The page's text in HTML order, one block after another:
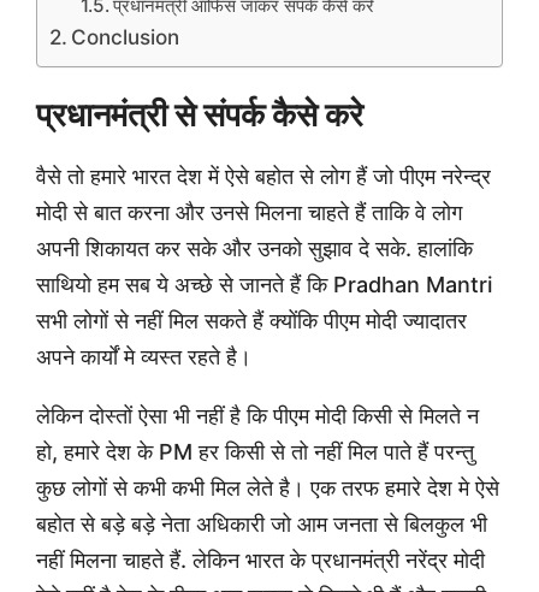
प्रधानमंत्री ऑफिस जाकर संपर्क कैसे करे
Conclusion
प्रधानमंत्री से संपर्क कैसे करे
वैसे तो हमारे भारत देश में ऐसे बहोत से लोग हैं जो पीएम नरेन्द्र
मोदी से बात करना और उनसे मिलना चाहते हैं ताकि वे लोग
अपनी शिकायत कर सके और उनको सुझाव दे सके. हालांकि
साथियो हम सब ये अच्छे से जानते हैं कि Pradhan Mantri
सभी लोगों से नहीं मिल सकते हैं क्योंकि पीएम मोदी ज्यादातर
अपने कार्यों मे व्यस्त रहते है।
लेकिन दोस्तों ऐसा भी नहीं है कि पीएम मोदी किसी से मिलते न
हो, हमारे देश के PM हर किसी से तो नहीं मिल पाते हैं परन्तु
कुछ लोगों से कभी कभी मिल लेते है। एक तरफ हमारे देश मे ऐसे
बहोत से बड़े बड़े नेता अधिकारी जो आम जनता से बिलकुल भी
नहीं मिलना चाहते हैं. लेकिन भारत के प्रधानमंत्री नरेंद्र मोदी